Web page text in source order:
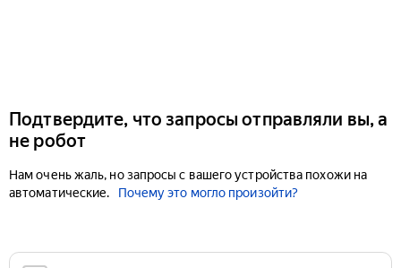
Подтвердите, что запросы отправляли вы, а
не робот
Нам очень жаль, но запросы с вашего устройства похожи на
автоматические.
Почему это могло произойти?